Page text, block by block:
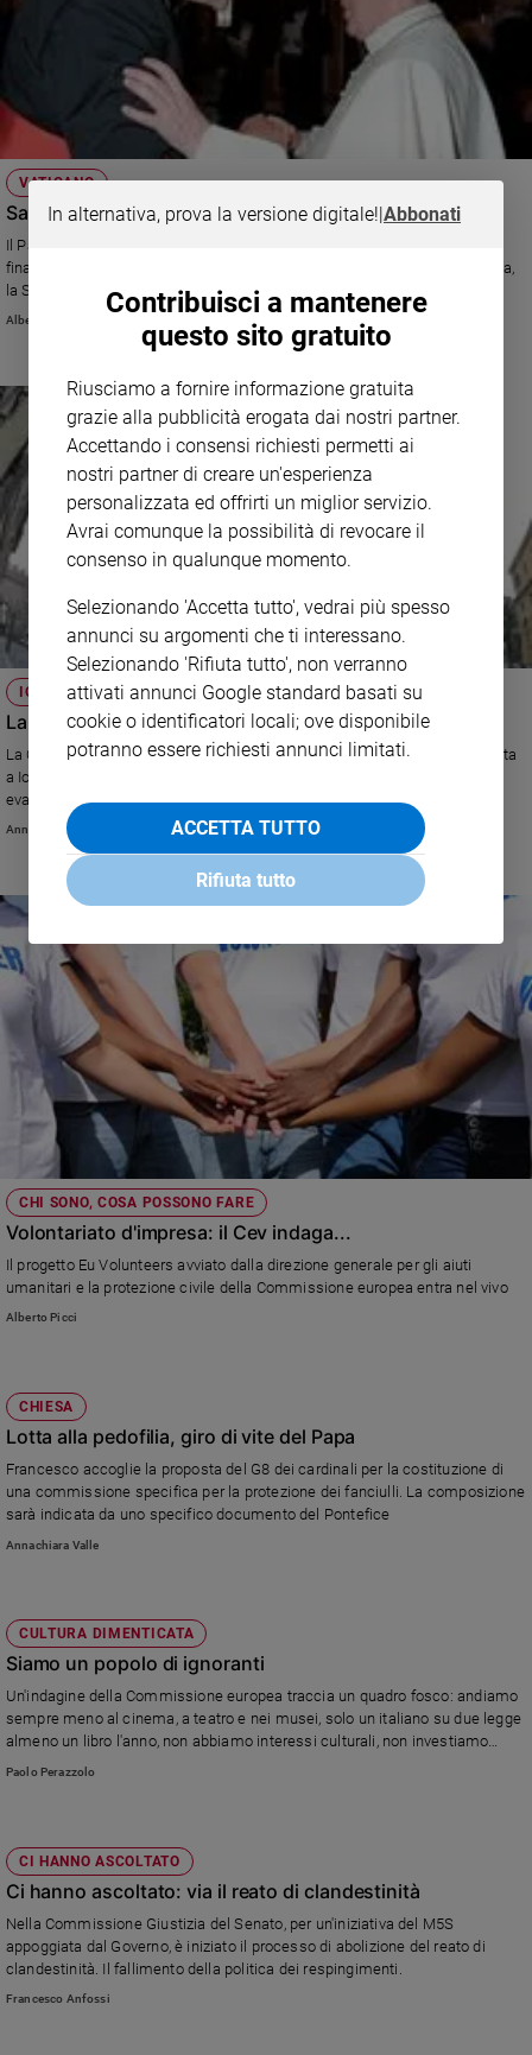
VATICANO
Santa Sede, nasce un superministero economico
Il Papa crea un Consiglio che «determina le politiche e le direttive» della
finanza vaticana, destinate poi a essere attuate da un'altra struttura nuova,
la Segreteria dell'economia. A capo del tutto: il cardinale George Pell,
arcivescovo di Sidney.
Alberto Bobbio
IOR
La finanza sotto Francesco
La Commissione degli otto cardinali chiude la sessione dei lavori dedicata
a Ior e dicasteri economici. In arrivo una riforma nel segno dell'uso
evangelico dei beni
Annachiara Valle
CHI SONO, COSA POSSONO FARE
Volontariato d'impresa: il Cev indaga...
Il progetto Eu Volunteers avviato dalla direzione generale per gli aiuti
umanitari e la protezione civile della Commissione europea entra nel vivo
Alberto Picci
CHIESA
Lotta alla pedofilia, giro di vite del Papa
Francesco accoglie la proposta del G8 dei cardinali per la costituzione di
una commissione specifica per la protezione dei fanciulli. La composizione
sarà indicata da uno specifico documento del Pontefice
Annachiara Valle
CULTURA DIMENTICATA
Siamo un popolo di ignoranti
Un'indagine della Commissione europea traccia un quadro fosco: andiamo
sempre meno al cinema, a teatro e nei musei, solo un italiano su due legge
almeno un libro l'anno, non abbiamo interessi culturali, non investiamo
nell'educazione... La situazione è peggiore che negli altri Paesi. E la causa
Paolo Perazzolo
CI HANNO ASCOLTATO
Ci hanno ascoltato: via il reato di clandestinità
Nella Commissione Giustizia del Senato, per un'iniziativa del M5S
appoggiata dal Governo, è iniziato il processo di abolizione del reato di
clandestinità. Il fallimento della politica dei respingimenti.
Francesco Anfossi
In alternativa, prova la versione digitale!|Abbonati
Contribuisci a mantenere
questo sito gratuito
Riusciamo a fornire informazione gratuita
grazie alla pubblicità erogata dai nostri partner.
Accettando i consensi richiesti permetti ai
nostri partner di creare un'esperienza
personalizzata ed offrirti un miglior servizio.
Avrai comunque la possibilità di revocare il
consenso in qualunque momento.
Selezionando 'Accetta tutto', vedrai più spesso
annunci su argomenti che ti interessano.
Selezionando 'Rifiuta tutto', non verranno
attivati annunci Google standard basati su
cookie o identificatori locali; ove disponibile
potranno essere richiesti annunci limitati.
ACCETTA TUTTO
Rifiuta tutto